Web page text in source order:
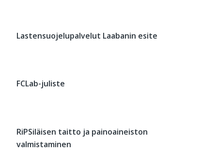
Lastensuojelupalvelut Laabanin esite
FCLab-juliste
RiPSiläisen taitto ja painoaineiston
valmistaminen